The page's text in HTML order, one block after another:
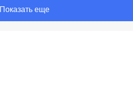
Показать еще